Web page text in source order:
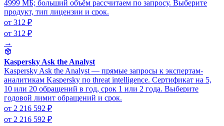
4999 МБ; больший объём рассчитаем по запросу. Выберите
продукт, тип лицензии и срок.
от 312 ₽
от 312 ₽
→
Kaspersky Ask the Analyst
Kaspersky Ask the Analyst — прямые запросы к экспертам-
аналитикам Kaspersky по threat intelligence. Сертификат на 5,
10 или 20 обращений в год, срок 1 или 2 года. Выберите
годовой лимит обращений и срок.
от 2 216 592 ₽
от 2 216 592 ₽